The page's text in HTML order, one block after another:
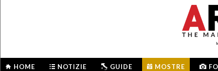
HOME NOTIZIE GUIDE MOSTRE